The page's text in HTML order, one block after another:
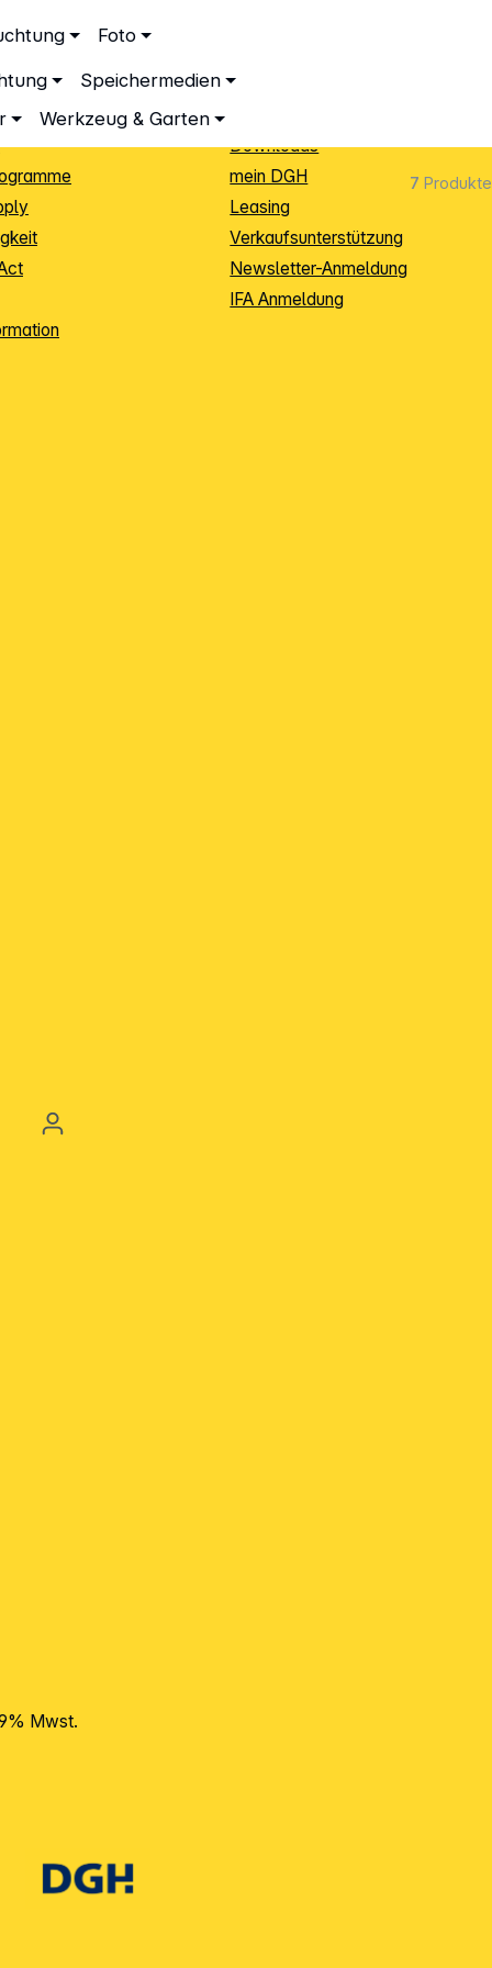
Foto
Speichermedien
Werkzeug & Garten
7 Produkte
Sendungsverfolgung
Downloads
mein DGH
Leasing
Verkaufsunterstützung
Newsletter-Anmeldung
IFA Anmeldung
Mwst.